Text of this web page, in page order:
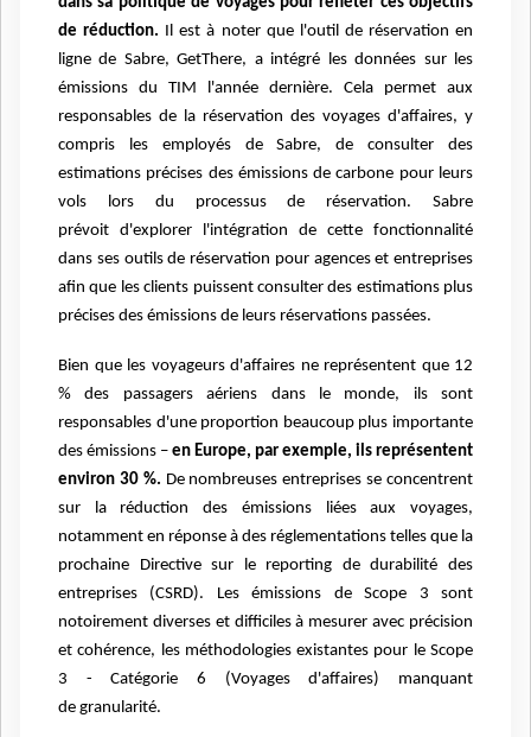
de réduction. Il est à noter que l'outil de réservation en
ligne de Sabre, GetThere, a intégré les données sur les
émissions du TIM l'année dernière. Cela permet aux
responsables de la réservation des voyages d'affaires, y
compris les employés de Sabre, de consulter des
estimations précises des émissions de carbone pour leurs
vols lors du processus de réservation. Sabre
prévoit d'explorer l'intégration de cette fonctionnalité
dans ses outils de réservation pour agences et entreprises
afin que les clients puissent consulter des estimations plus
précises des émissions de leurs réservations passées.
Bien que les voyageurs d'affaires ne représentent que 12
% des passagers aériens dans le monde, ils sont
responsables d'une proportion beaucoup plus importante
des émissions – en Europe, par exemple, ils représentent
environ 30 %. De nombreuses entreprises se concentrent
sur la réduction des émissions liées aux voyages,
notamment en réponse à des réglementations telles que la
prochaine Directive sur le reporting de durabilité des
entreprises (CSRD). Les émissions deScope 3 sont
notoirement diverses et difficiles à mesurer avec précision
et cohérence, les méthodologies existantes pour le Scope
3 - Catégorie 6 (Voyages d'affaires) manquant
de granularité.